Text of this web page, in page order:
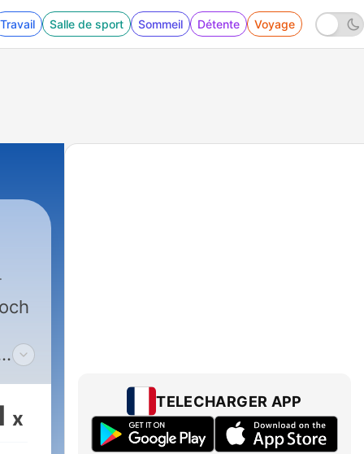
Travail Salle de sport Sommeil Détente Voyage
x
TELECHARGER APP